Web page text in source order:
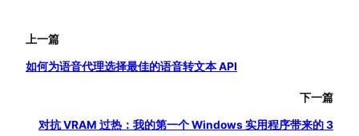
上一篇
如何为语音代理选择最佳的语音转文本 API
下一篇
对抗 VRAM 过热：我的第一个 Windows 实用程序带来的 3